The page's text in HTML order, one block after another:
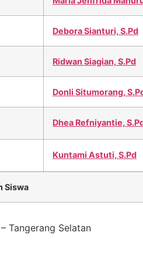
Debora Sianturi, S.Pd
Ridwan Siagian, S.Pd
Donli Situmorang,
Dhea Refniyantie,
Kuntami Astuti, S.Pd
Siswa
Tangerang Selatan